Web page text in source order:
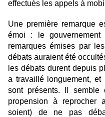
effectués les appels à
Une première remarque
émoi : le
remarques émises par
débats auraient été
les débats durent depuis
a travaillé longuement, et
sont présents. Il
propension à reprocher
soient) de ne pas